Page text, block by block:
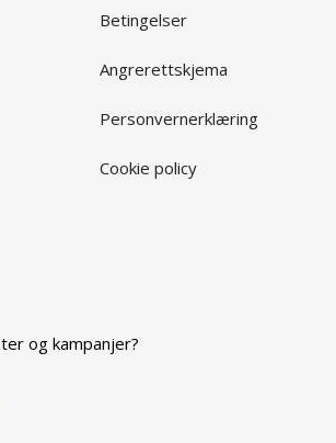
Betingelser
Angrerettskjema
Personvernerklæring
Cookie policy
og kampanjer?